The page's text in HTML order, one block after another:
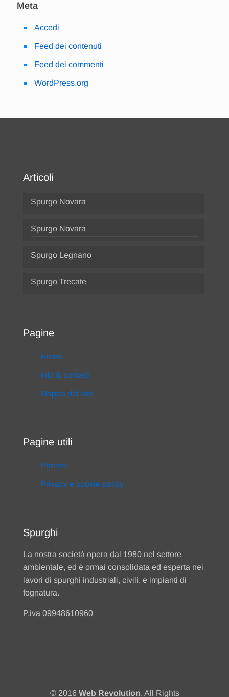
Meta
Accedi
Feed dei contenuti
Feed dei commenti
WordPress.org
Articoli
Spurgo Novara
Spurgo Novara
Spurgo Legnano
Spurgo Trecate
Pagine
Home
Info & contatti
Mappa del sito
Pagine utili
Partner
Privacy e cookie policy
Spurghi
La nostra società opera dal 1980 nel settore
ambientale, ed è ormai consolidata ed esperta nei
lavori di spurghi industriali, civili, e impianti di
fognatura.
P.iva 09948610960
© 2016 Web Revolution. All Rights